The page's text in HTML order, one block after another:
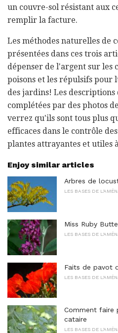
un couvre-sol résistant aux
remplir la facture.
Les méthodes naturelles de
présentées dans ces trois
dépenser de l'argent sur les
poisons et les répulsifs pour
des jardins! Les descriptions
complétées par des photos
verrez qu'ils sont tous plus
efficaces dans le contrôle
plantes attrayantes et utiles
Enjoy similar articles
Arbres de
LES BASES DE
Miss Ruby
LES BASES DE
Faits de pavot
LES BASES DE
Comment faire
cataire
LES BASES DE